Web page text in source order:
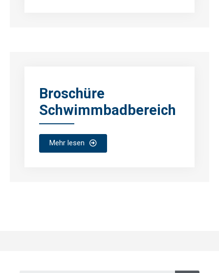
Broschüre
Schwimmbadbereich
Mehr lesen